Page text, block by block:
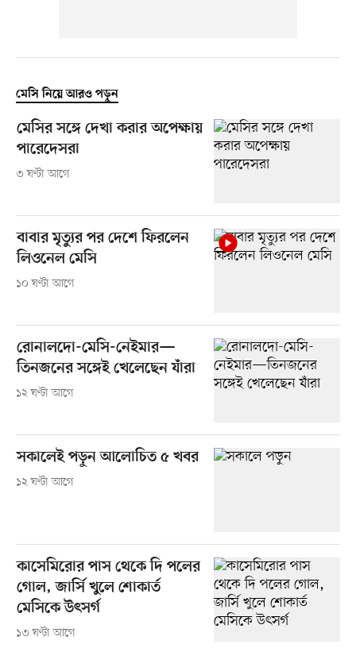
মেসি নিয়ে আরও পড়ুন
মেসির সঙ্গে দেখা করার অপেক্ষায়
পারেদেসরা
৩ ঘণ্টা আগে
বাবার মৃত্যুর পর দেশে ফিরলেন
লিওনেল মেসি
১০ ঘণ্টা আগে
রোনালদো-মেসি-নেইমার—
তিনজনের সঙ্গেই খেলেছেন যাঁরা
১২ ঘণ্টা আগে
সকালেই পড়ুন আলোচিত ৫ খবর
১২ ঘণ্টা আগে
কাসেমিরোর পাস থেকে দি পলের
গোল, জার্সি খুলে শোকার্ত
মেসিকে উৎসর্গ
১৩ ঘণ্টা আগে